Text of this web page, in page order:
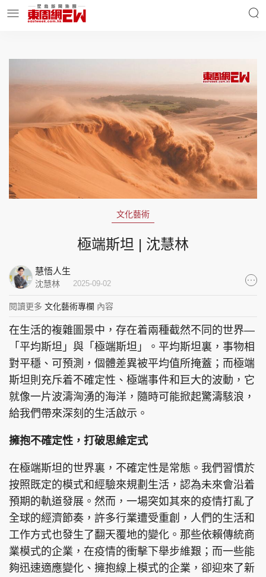
明星名人 時事財經
東周Ladies 優享生活
東周食玩通 會員活動
集團旗下品牌
東周刊 cazbuyer 東Touch
PCM 電腦廣場 星島頭條
頭條日報 星島環球 The Standard
親子王 Oh!爸媽 JobMarket
文化藝術
極端斯坦 | 沈慧林
慧悟人生
沈慧林 2025-09-02
閱讀更多 文化藝術專欄 內容
在生活的複雜圖景中，存在着兩種截然不同的世界—
「平均斯坦」與「極端斯坦」。平均斯坦裏，事物相
對平穩、可預測，個體差異被平均值所掩蓋；而極端
斯坦則充斥着不確定性、極端事件和巨大的波動，它
就像一片波濤洶湧的海洋，隨時可能掀起驚濤駭浪，
給我們帶來深刻的生活啟示。
擁抱不確定性，打破思維定式
在極端斯坦的世界裏，不確定性是常態。我們習慣於
按照既定的模式和經驗來規劃生活，認為未來會沿着
預期的軌道發展。然而，一場突如其來的疫情打亂了
全球的經濟節奏，許多行業遭受重創，人們的生活和
工作方式也發生了翻天覆地的變化。那些依賴傳統商
業模式的企業，在疫情的衝擊下舉步維艱；而一些能
夠迅速適應變化、擁抱線上模式的企業，卻迎來了新